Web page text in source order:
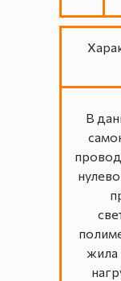
В
жила